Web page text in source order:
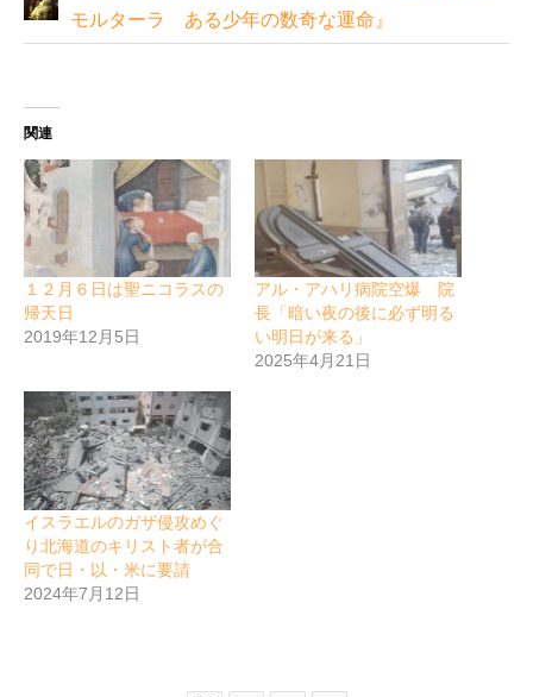
モルターラ ある少年の数奇な運命』
関連
１２月６日は聖ニコラスの
帰天日
2019年12月5日
アル・アハリ病院空爆 院
長「暗い夜の後に必ず明る
い明日が来る」
2025年4月21日
イスラエルのガザ侵攻めぐ
り北海道のキリスト者が合
同で日・以・米に要請
2024年7月12日